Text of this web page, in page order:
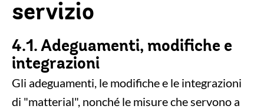
servizio
4.1. Adeguamenti, modifiche e
integrazioni
Gli adeguamenti, le modifiche e le integrazioni
di "matterial", nonché le misure che servono a